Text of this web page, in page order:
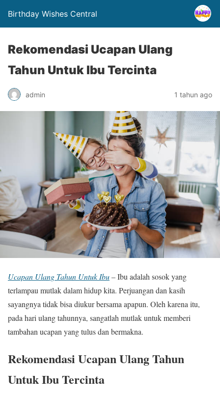
Birthday Wishes Central
Rekomendasi Ucapan Ulang
Tahun Untuk Ibu Tercinta
admin 1 tahun ago
Ucapan Ulang Tahun Untuk Ibu– Ibu adalah sosok yang
terlampau mutlak dalam hidup kita. Perjuangan dan kasih
sayangnya tidak bisa diukur bersama apapun. Oleh karena itu,
pada hari ulang tahunnya, sangatlah mutlak untuk memberi
tambahan ucapan yang tulus dan bermakna.
Rekomendasi Ucapan Ulang Tahun
Untuk Ibu Tercinta